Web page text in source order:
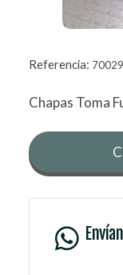
Referencia:
Chapas Toma